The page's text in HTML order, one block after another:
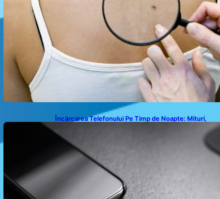
Încărcarea Telefonului Pe Timp de Noapte: Mituri,